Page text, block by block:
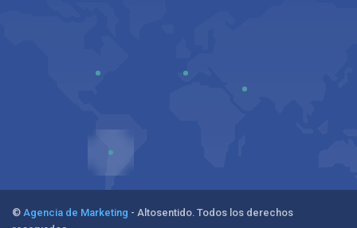
© Agencia de Marketing - Altosentido. Todos los derechos